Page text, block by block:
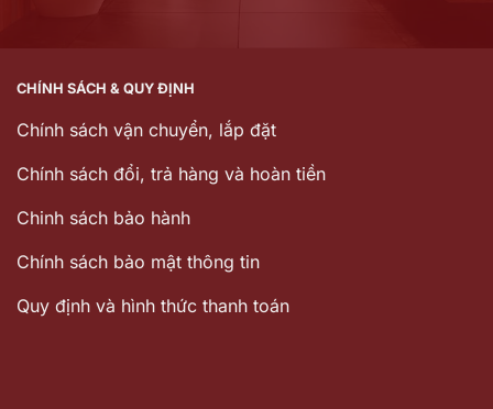
CHÍNH SÁCH & QUY ĐỊNH
Chính sách vận chuyển, lắp đặt
Chính sách đổi, trả hàng và hoàn tiền
Chinh sách bảo hành
Chính sách bảo mật thông tin
Quy định và hình thức thanh toán